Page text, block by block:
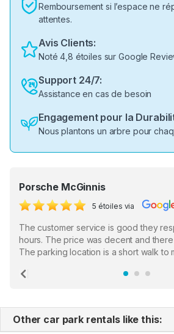
Remboursement si l’espace ne
attentes.
Avis Clients:
Noté 4,8 étoiles sur Google
Support 24/7:
Assistance en cas de besoin
Engagement pour la
Nous plantons un arbre pour
Porsche McGinnis
5 étoiles via
The customer service is good they
hours. The price was decent and
The parking location is a short walk to
the staff who serve as a third party in
Previous
Other car park rentals like this: